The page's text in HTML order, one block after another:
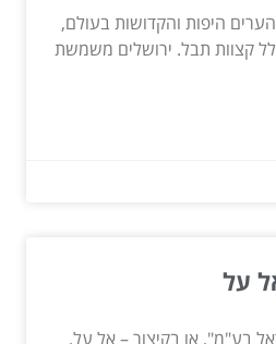
היפות והקדושות בעולם,
קצוות תבל. ירושלים משמשת
על
בע"מ", או בקיצור – אל על,